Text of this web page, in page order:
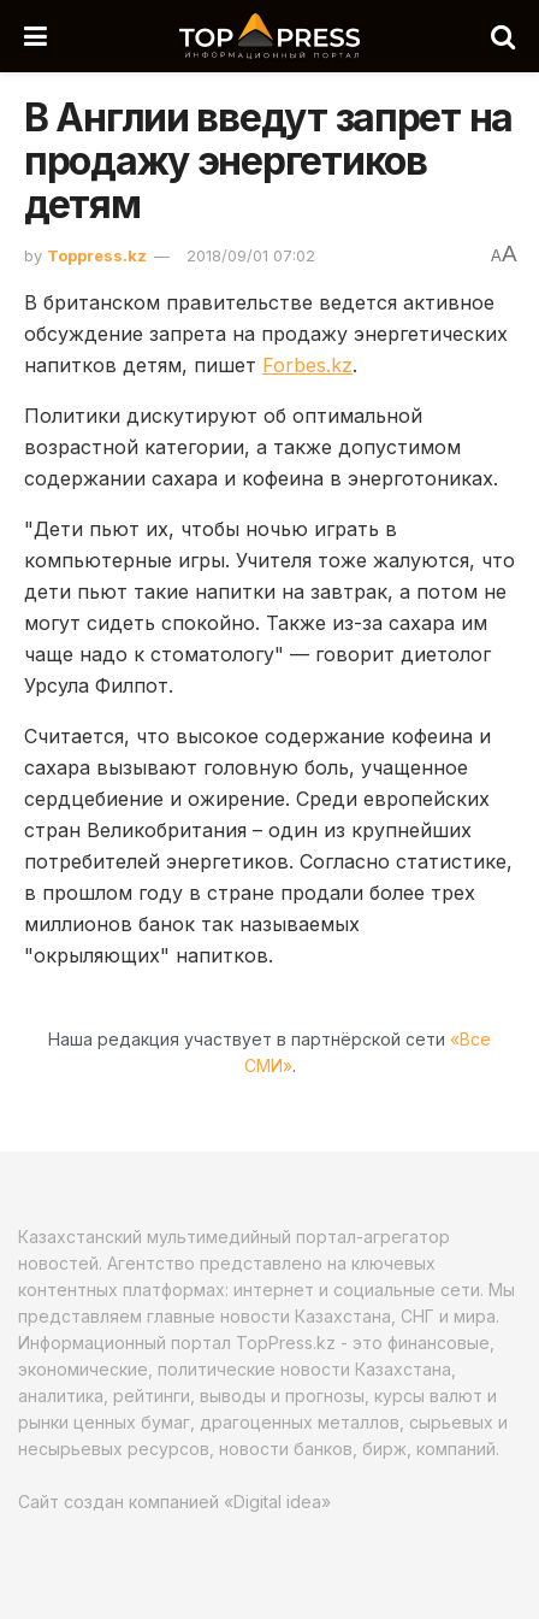
В Англии введут запрет на
продажу энергетиков
детям
by Toppress.kz 2018/09/01 07:02 AA
В британском правительстве ведется активное
обсуждение запрета на продажу энергетических
напитков детям, пишет Forbes.kz.
Политики дискутируют об оптимальной
возрастной категории, а также допустимом
содержании сахара и кофеина в энерготониках.
"Дети пьют их, чтобы ночью играть в
компьютерные игры. Учителя тоже жалуются, что
дети пьют такие напитки на завтрак, а потом не
могут сидеть спокойно. Также из-за сахара им
чаще надо к стоматологу" — говорит диетолог
Урсула Филпот.
Считается, что высокое содержание кофеина и
сахара вызывают головную боль, учащенное
сердцебиение и ожирение. Среди европейских
стран Великобритания – один из крупнейших
потребителей энергетиков. Согласно статистике,
в прошлом году в стране продали более трех
миллионов банок так называемых
"окрыляющих" напитков.
Наша редакция участвует в партнёрской сети «Все
СМИ».
Казахстанский мультимедийный портал-агрегатор
новостей. Агентство представлено на ключевых
контентных платформах: интернет и социальные сети. Мы
представляем главные новости Казахстана, СНГ и мира.
Информационный портал TopPress.kz - это финансовые,
экономические, политические новости Казахстана,
аналитика, рейтинги, выводы и прогнозы, курсы валют и
рынки ценных бумаг, драгоценных металлов, сырьевых и
несырьевых ресурсов, новости банков, бирж, компаний.
Сайт создан компанией «Digital idea»